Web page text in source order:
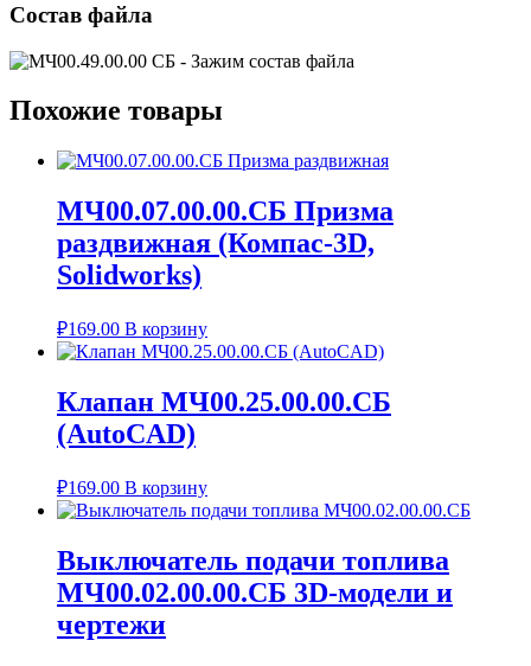
Состав файла
Похожие товары
МЧ00.07.00.00.СБ Призма
раздвижная (Компас-3D,
Solidworks)
₽169.00 В корзину
Клапан МЧ00.25.00.00.СБ
(AutoCAD)
₽169.00 В корзину
Выключатель подачи топлива
МЧ00.02.00.00.СБ 3D-модели и
чертежи